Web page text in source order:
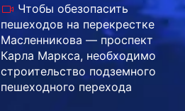
Чтобы обезопасить
пешеходов на перекрестке
Масленникова — проспект
Карла Маркса, необходимо
строительство подземного
пешеходного перехода